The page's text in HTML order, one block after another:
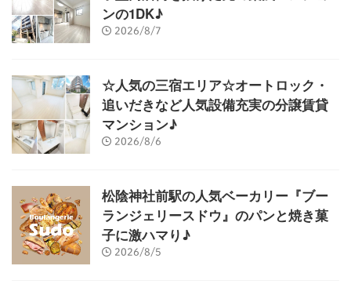
ンの1DK♪
2026/8/7
☆人気の三宿エリア☆オートロック・
追いだきなど人気設備充実の分譲賃貸
マンション♪
2026/8/6
松陰神社前駅の人気ベーカリー『ブー
ランジェリースドウ』のパンと焼き菓
子に激ハマり♪
2026/8/5